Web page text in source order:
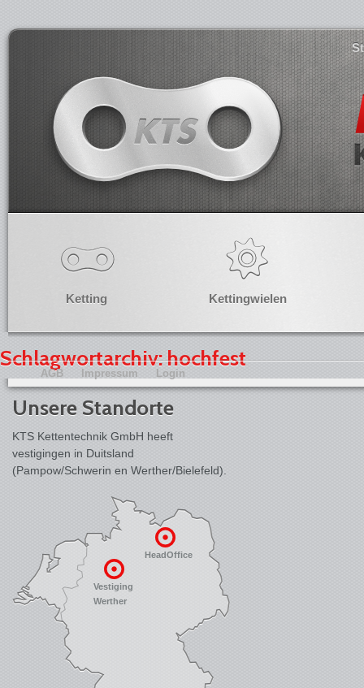
Ketting Kettingwielen
Schlagwortarchiv: hochfest
Unsere Standorte
KTS Kettentechnik GmbH heeft
vestigingen in Duitsland
(Pampow/Schwerin en Werther/Bielefeld).
HeadOffice
Vestiging
Werther
AGB Impressum Login